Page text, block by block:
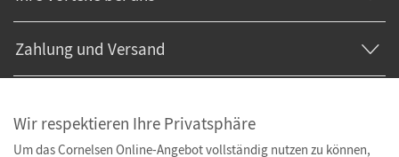
Zahlung und Versand
Wir respektieren Ihre Privatsphäre
Um das Cornelsen Online-Angebot vollständig nutzen zu können,